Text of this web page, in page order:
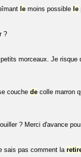
le moins possible le
?
morceaux. Je risque
couche de colle marron
? Merci d'avance
sais pas comment la